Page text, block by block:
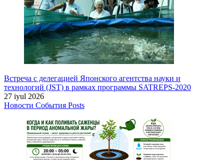
Встреча с делегацией Японского агентства науки и
технологий (JST) в рамках программы SATREPS-2020
27 iyul 2026
Новости События Posts